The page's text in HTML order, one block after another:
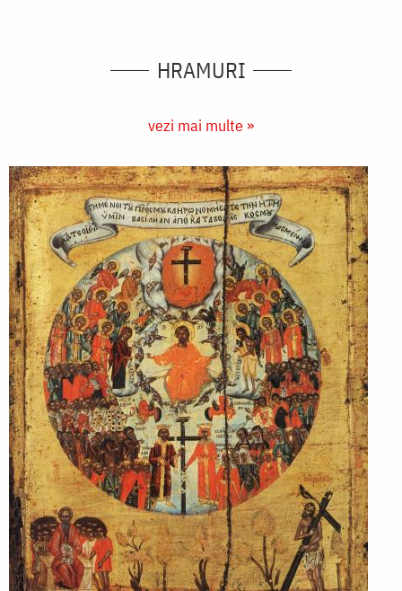
HRAMURI
vezi mai multe »